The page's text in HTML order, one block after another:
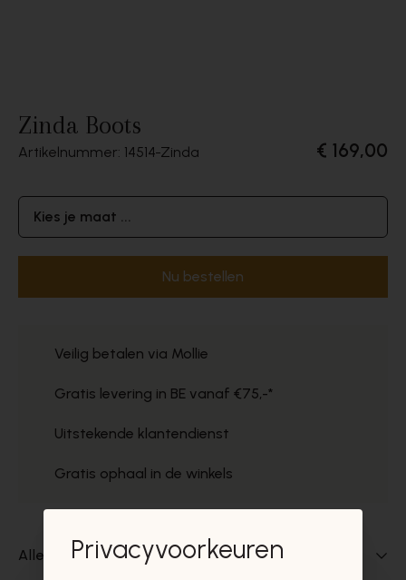
Zinda Boots
Artikelnummer: 14514 Zinda € 169,00
Kies je maat ...
Nu bestellen
Veilig betalen via Mollie
Gratis levering in BE vanaf €75,-*
Uitstekende klantendienst
Gratis ophaal in de winkels
Alles over dit product
Privacyvoorkeuren